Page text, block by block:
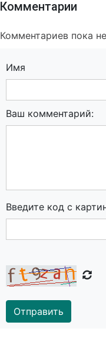
Комментарии
Комментариев пока
Имя
Ваш комментарий:
Введите код с
Отправить